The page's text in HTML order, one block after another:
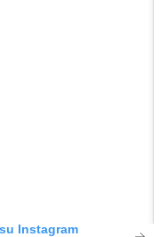
Instagram